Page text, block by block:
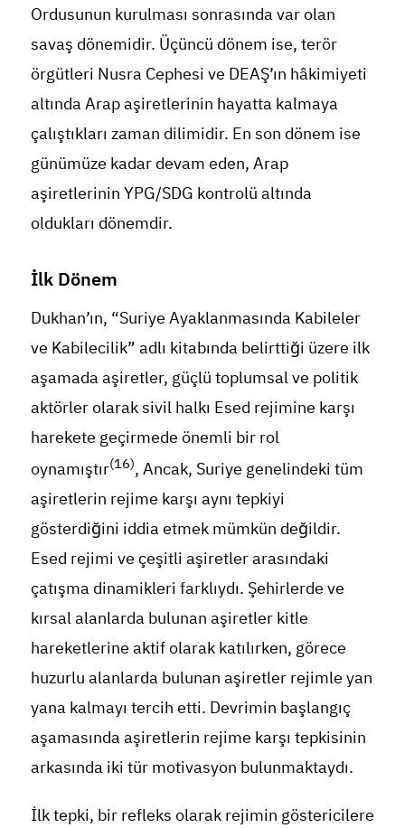
Ordusunun kurulması sonrasında var olan
savaş dönemidir. Üçüncü dönem ise, terör
örgütleri Nusra Cephesi ve DEAŞ’ın hâkimiyeti
altında Arap aşiretlerinin hayatta kalmaya
çalıştıkları zaman dilimidir. En son dönem ise
günümüze kadar devam eden, Arap
aşiretlerinin YPG/SDG kontrolü altında
oldukları dönemdir.
İlk Dönem
Dukhan’ın, “Suriye Ayaklanmasında Kabileler
ve Kabilecilik” adlı kitabında belirttiği üzere ilk
aşamada aşiretler, güçlü toplumsal ve politik
aktörler olarak sivil halkı Esed rejimine karşı
harekete geçirmede önemli bir rol
oynamıştır(16), Ancak, Suriye genelindeki tüm
aşiretlerin rejime karşı aynı tepkiyi
gösterdiğini iddia etmek mümkün değildir.
Esed rejimi ve çeşitli aşiretler arasındaki
çatışma dinamikleri farklıydı. Şehirlerde ve
kırsal alanlarda bulunan aşiretler kitle
hareketlerine aktif olarak katılırken, görece
huzurlu alanlarda bulunan aşiretler rejimle yan
yana kalmayı tercih etti. Devrimin başlangıç
aşamasında aşiretlerin rejime karşı tepkisinin
arkasında iki tür motivasyon bulunmaktaydı.
İlk tepki, bir refleks olarak rejimin göstericilere